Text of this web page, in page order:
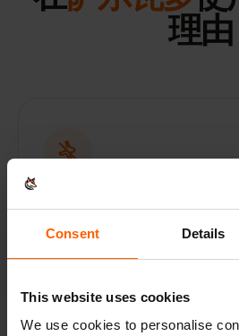
Consent Details
This website uses cookies
We use cookies to personalise
理由
无漫游费
漫游费用可能会迅速累积。办
费数据套餐，轻松掌控您的手